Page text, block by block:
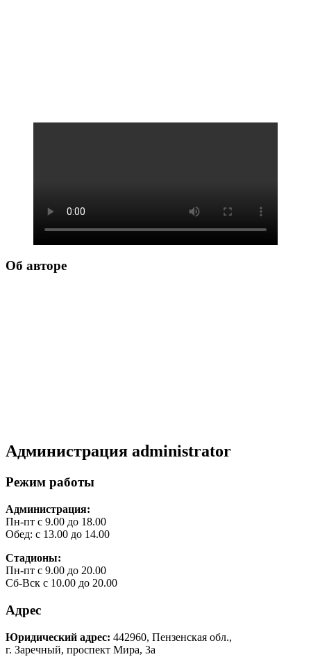
Об авторе
Администрация administrator
Режим работы
Администрация:
Пн-пт с 9.00 до 18.00
Обед: с 13.00 до 14.00
Стадионы:
Пн-пт с 9.00 до 20.00
Сб-Вск с 10.00 до 20.00
Адрес
Юридический адрес: 442960, Пензенская обл.,
г. Заречный, проспект Мира, 3а